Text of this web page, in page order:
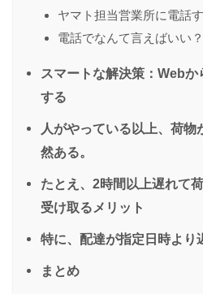
ヤマト担当営業所に電話
電話でなんて言えばいい
スマートな解決策：Web
する
人がやっている以上、荷物
然ある。
たとえ、2時間以上遅れて
受け取るメリット
特に、配達が指定日時より
まとめ